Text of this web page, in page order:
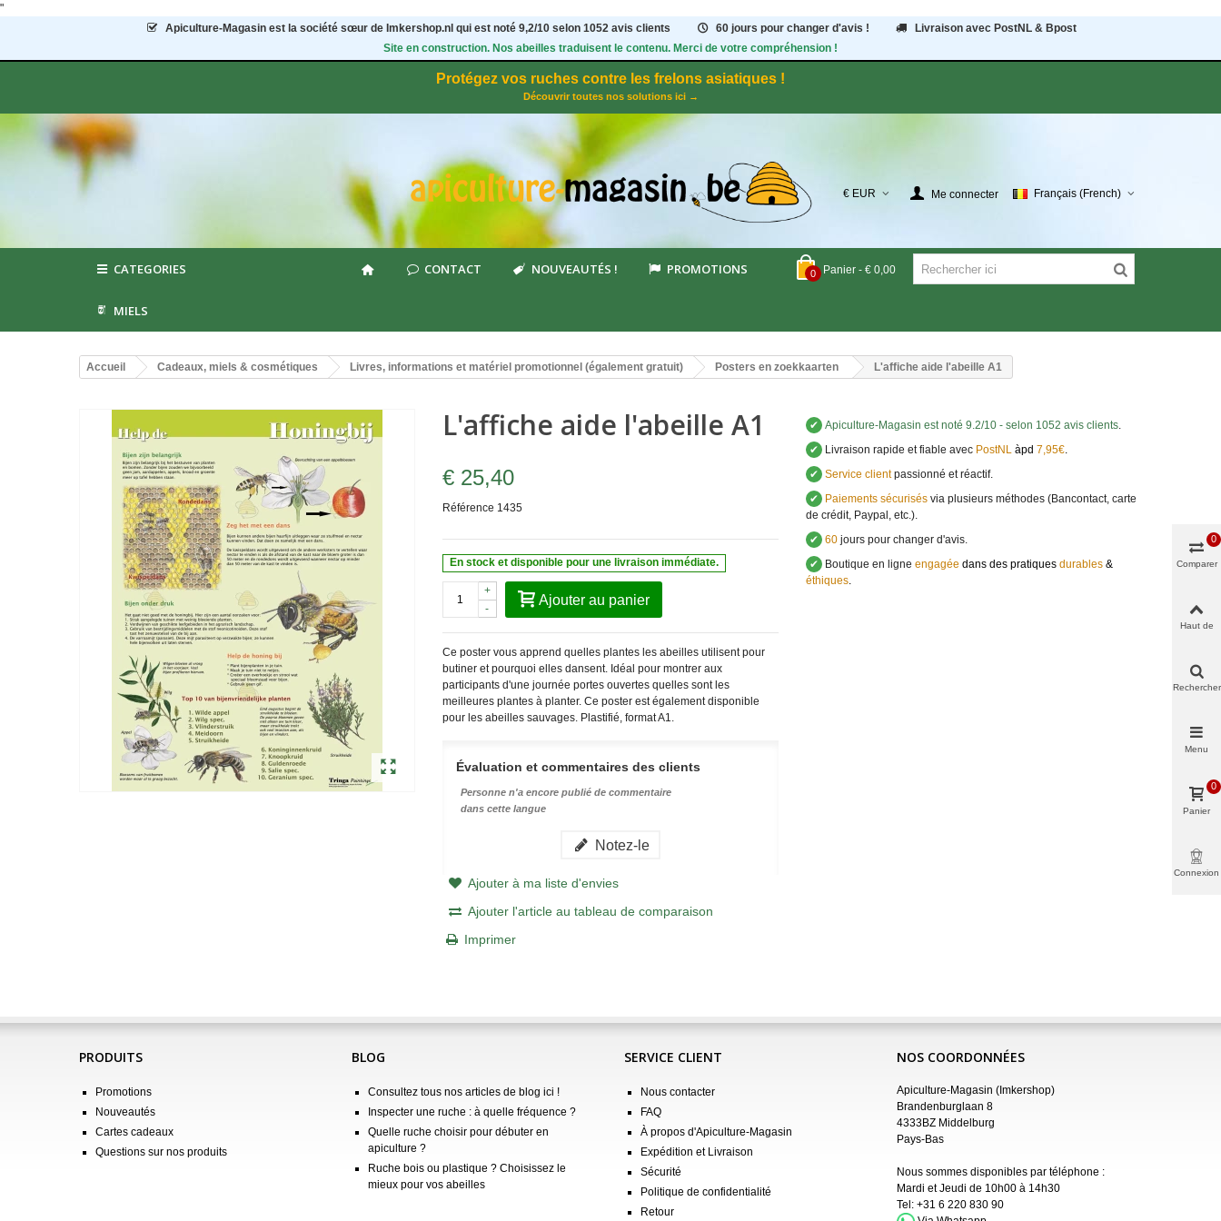
"
Apiculture-Magasin est la société sœur de Imkershop.nl qui est noté 9,2/10 selon 1052avis clients 60 jours pour changer d'avis !
Livraison avec PostNL & Bpost
Site en construction. Nos abeilles traduisent le contenu. Merci de votre compréhension !
Protégez vos ruches contre les frelons asiatiques !
Découvrir toutes nos solutions ici →
€ EUR Me connecter Français (French)
0 Panier - € 0,00
CATEGORIES CONTACT NOUVEAUTÉS ! PROMOTIONS
MIELS
Accueil Cadeaux, miels & cosmétiques Livres, informations et matériel promotionnel (également gratuit) Posters en zoekkaarten L'affiche aide l'abeille A1
L'affiche aide l'abeille A1
€ 25,40
Référence 1435
En stock et disponible pour une livraison immédiate.
-
+
Ajouter au panier
Ce poster vous apprend quelles plantes les abeilles utilisent pour
butiner et pourquoi elles dansent. Idéal pour montrer aux
participants d'une journée portes ouvertes quelles sont les
meilleures plantes à planter. Ce poster est également disponible
pour les abeilles sauvages. Plastifié, format A1.
Évaluation et commentaires des clients
Personne n'a encore publié de commentaire
dans cette langue
Notez-le
Ajouter à ma liste d'envies
Ajouter l'article au tableau de comparaison
Imprimer
✔ Apiculture-Magasin est noté 9.2/10 - selon 1052 avis clients.
✔ Livraison rapide et fiable avecPostNL àpd 7,95€.
✔ Service clientpassionné et réactif.
✔ Paiements sécurisésvia plusieurs méthodes (Bancontact, carte
de crédit, Paypal, etc.).
✔ 60jours pour changer d'avis.
✔ Boutique en ligne engagée dans des pratiques durables&
éthiques.
PRODUITS
Promotions
Nouveautés
Cartes cadeaux
Questions sur nos produits
BLOG
Consultez tous nos articles de blog ici !
Inspecter une ruche : à quelle fréquence ?
Quelle ruche choisir pour débuter en
apiculture ?
Ruche bois ou plastique ? Choisissez le
mieux pour vos abeilles
SERVICE CLIENT
Nous contacter
FAQ
À propos d'Apiculture-Magasin
Expédition et Livraison
Sécurité
Politique de confidentialité
Retour
NOS COORDONNÉES
Apiculture-Magasin (Imkershop)
Brandenburglaan 8
4333BZ Middelburg
Pays-Bas
Nous sommes disponibles par téléphone :
Mardi et Jeudi de 10h00 à 14h30
Tel: +31 6 220 830 90
Comparer
0
Haut de
Rechercher
Menu
Panier
0
Connexion